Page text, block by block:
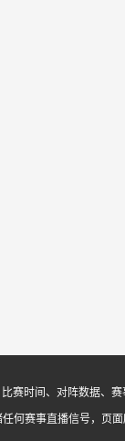
时间、对阵数据、
何赛事直播信号，页